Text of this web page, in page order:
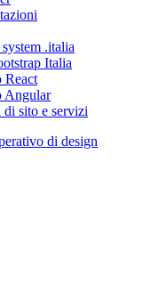
.italia
Italia
React
Angular
sito e servizi
di design